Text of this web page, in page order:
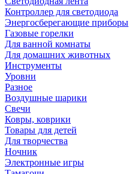
Контроллер для светодиода
Энергосберегающие приборы
Газовые горелки
Для ванной комнаты
Для домашних животных
Инструменты
Уровни
Разное
Воздушные шарики
Свечи
Ковры, коврики
Товары для детей
Для творчества
Ночник
Электронные игры